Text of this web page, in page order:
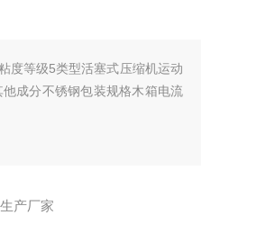
度等级5类型活塞式压缩机运动
成分不锈钢包装规格木箱电流
生产厂家